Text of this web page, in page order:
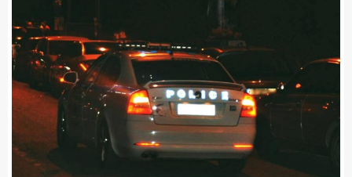
ΟΜΑΔΑ “Ζ”
ΕΚΑΜ